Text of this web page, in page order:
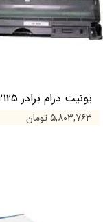
یونیت درام برادر BROTHER DR2125
۵,۸۰۳,۷۶۳ تومان